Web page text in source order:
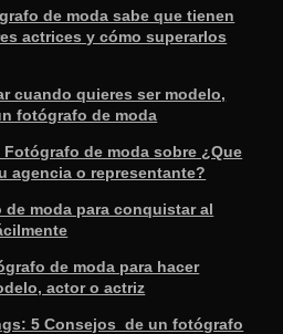
de moda sabe que tienen
actrices y cómo superarlos
cuando quieres ser modelo,
fotógrafo de moda
de moda sobre ¿Que
agencia o representante?
moda para conquistar al
de moda para hacer
actor o actriz
5 Consejos de un fotógrafo